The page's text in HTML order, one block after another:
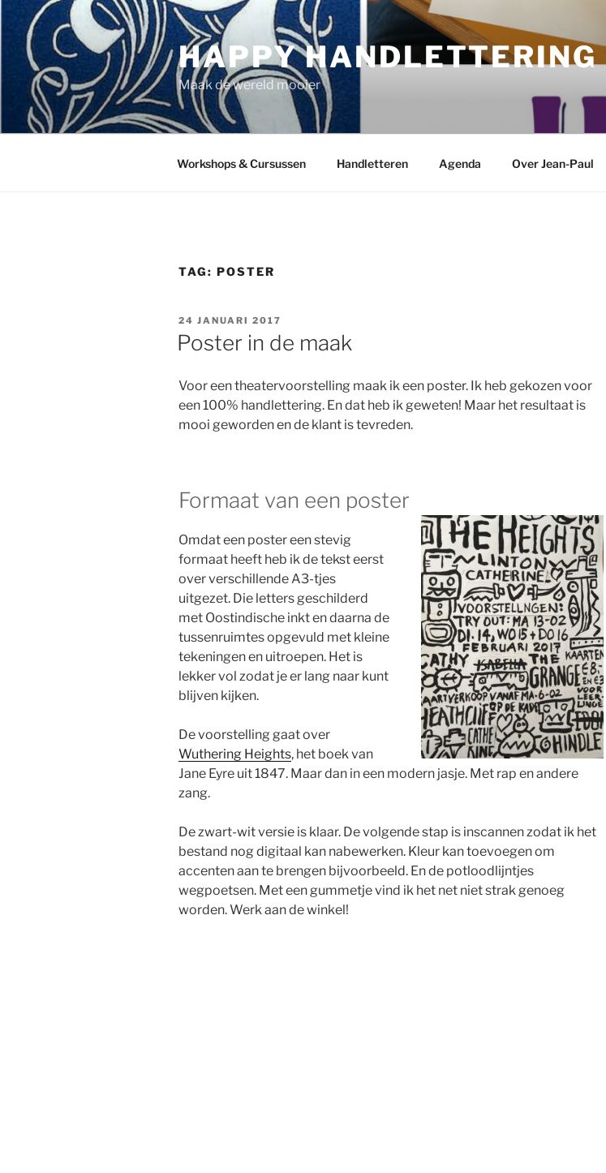
naar
inhoud
HAPPY
Maak de wereld mooier
Workshops & Cursussen Handletteren Agenda Over Jean-Paul
TAG: POSTER
GEPLAATST
OP
24 JANUARI 2017
Poster in de maak
Voor een theatervoorstelling maak ik een poster. Ik heb gekozen voor
een 100% handlettering. En dat heb ik geweten! Maar het resultaat is
mooi geworden en de klant is tevreden.
Formaat van een poster
Omdat een poster een stevig
formaat heeft heb ik de tekst eerst
over verschillende A3-tjes
uitgezet. Die letters geschilderd
met Oostindische inkt en daarna de
tussenruimtes opgevuld met kleine
tekeningen en uitroepen. Het is
lekker vol zodat je er lang naar kunt
blijven kijken.
De voorstelling gaat over
Wuthering Heights, het boek van
Jane Eyre uit 1847. Maar dan in een modern jasje. Met rap en andere
zang.
De zwart-wit versie is klaar. De volgende stap is inscannen zodat ik het
bestand nog digitaal kan nabewerken. Kleur kan toevoegen om
accenten aan te brengen bijvoorbeeld. En de potloodlijntjes
wegpoetsen. Met een gummetje vind ik het net niet strak genoeg
worden. Werk aan de winkel!